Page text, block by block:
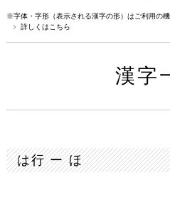
※字体・字形（表示される漢字の形）はご利用の機
詳しくはこちら
漢字
は行 ー ほ